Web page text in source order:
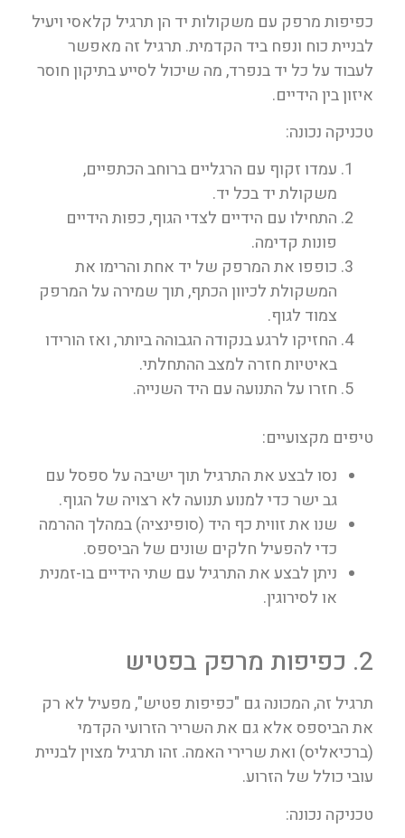
כפיפות מרפק עם משקולות יד הן תרגיל קלאסי ויעיל
לבניית כוח ונפח ביד הקדמית. תרגיל זה מאפשר
לעבוד על כל יד בנפרד, מה שיכול לסייע בתיקון חוסר
איזון בין הידיים.
טכניקה נכונה:
עמדו זקוף עם הרגליים ברוחב הכתפיים,
משקולת יד בכל יד.
התחילו עם הידיים לצדי הגוף, כפות הידיים
פונות קדימה.
כופפו את המרפק של יד אחת והרימו את
המשקולת לכיוון הכתף, תוך שמירה על המרפק
צמוד לגוף.
החזיקו לרגע בנקודה הגבוהה ביותר, ואז הורידו
באיטיות חזרה למצב ההתחלתי.
חזרו על התנועה עם היד השנייה.
טיפים מקצועיים:
נסו לבצע את התרגיל תוך ישיבה על ספסל עם
גב ישר כדי למנוע תנועה לא רצויה של הגוף.
שנו את זווית כף היד (סופינציה) במהלך ההרמה
כדי להפעיל חלקים שונים של הביספס.
ניתן לבצע את התרגיל עם שתי הידיים בו-זמנית
או לסירוגין.
2. כפיפות מרפק בפטיש
תרגיל זה, המכונה גם "כפיפות פטיש", מפעיל לא רק
את הביספס אלא גם את השריר הזרועי הקדמי
(ברכיאליס) ואת שרירי האמה. זהו תרגיל מצוין לבניית
עובי כולל של הזרוע.
טכניקה נכונה: